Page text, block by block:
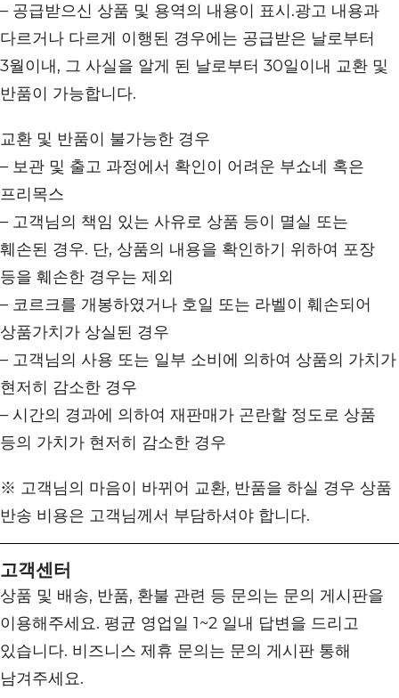
– 공급받으신 상품 및 용역의 내용이 표시.광고 내용과
다르거나 다르게 이행된 경우에는 공급받은 날로부터
3월이내, 그 사실을 알게 된 날로부터 30일이내 교환 및
반품이 가능합니다.
교환 및 반품이 불가능한 경우
– 보관 및 출고 과정에서 확인이 어려운 부쇼네 혹은
프리목스
– 고객님의 책임 있는 사유로 상품 등이 멸실 또는
훼손된 경우. 단, 상품의 내용을 확인하기 위하여 포장
등을 훼손한 경우는 제외
– 코르크를 개봉하였거나 호일 또는 라벨이 훼손되어
상품가치가 상실된 경우
– 고객님의 사용 또는 일부 소비에 의하여 상품의 가치가
현저히 감소한 경우
– 시간의 경과에 의하여 재판매가 곤란할 정도로 상품
등의 가치가 현저히 감소한 경우
※ 고객님의 마음이 바뀌어 교환, 반품을 하실 경우 상품
반송 비용은 고객님께서 부담하셔야 합니다.
고객센터
상품 및 배송, 반품, 환불 관련 등 문의는 문의 게시판을
이용해주세요. 평균 영업일 1~2 일내 답변을 드리고
있습니다. 비즈니스 제휴 문의는 문의 게시판 통해
남겨주세요.